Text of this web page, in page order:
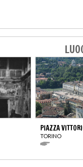
PIAZZA
TORINO